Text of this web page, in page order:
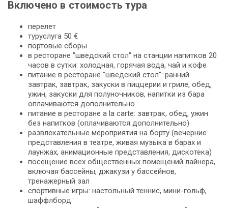
Включено в стоимость тура
перелет
туруслуга 50 €
портовые сборы
в ресторане "шведский стол" на станции напитков 20
часов в сутки: холодная, горячая вода, чай и кофе
питание в ресторане "шведский стол": ранний
завтрак, завтрак, закуски в пиццерии и гриле, обед,
ужин, закуски для полуночников, напитки из бара
оплачиваются дополнительно
питание в ресторане a la carte: завтрак, обед, ужин
без напитков (оплачиваются дополнительно)
развлекательные мероприятия на борту (вечерние
представления в театре, живая музыка в барах и
лаунжах, анимационные представления, дискотека)
посещение всех общественных помещений лайнера,
включая бассейны, джакузи у бассейнов,
тренажерный зал
спортивные игры: настольный теннис, мини-гольф,
шаффлборд